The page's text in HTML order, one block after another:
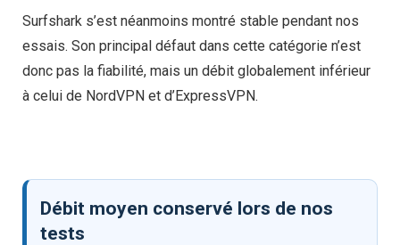
Surfshark s’est néanmoins montré stable pendant nos
essais. Son principal défaut dans cette catégorie n’est
donc pas la fiabilité, mais un débit globalement inférieur
à celui de NordVPN et d’ExpressVPN.
Débit moyen conservé lors de nos
tests